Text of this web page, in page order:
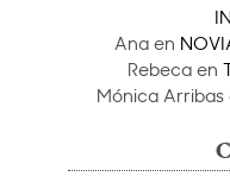
Ana en
Rebeca en
Mónica Arribas